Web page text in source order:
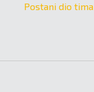
Postani dio tima